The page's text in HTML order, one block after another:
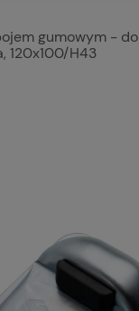
gumowym - do
120x100/H43